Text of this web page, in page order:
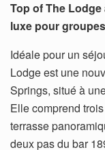
Top of The
luxe pour groupes
Idéale pour un
Lodge est une
Springs, situé à
Elle comprend
terrasse
deux pas du bar